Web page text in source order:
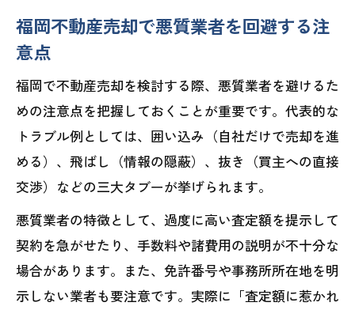
福岡不動産売却で悪質業者を回避する注
意点
福岡で不動産売却を検討する際、悪質業者を避けるた
めの注意点を把握しておくことが重要です。代表的な
トラブル例としては、囲い込み（自社だけで売却を進
める）、飛ばし（情報の隠蔽）、抜き（買主への直接
交渉）などの三大タブーが挙げられます。
悪質業者の特徴として、過度に高い査定額を提示して
契約を急がせたり、手数料や諸費用の説明が不十分な
場合があります。また、免許番号や事務所所在地を明
示しない業者も要注意です。実際に「査定額に惹かれ